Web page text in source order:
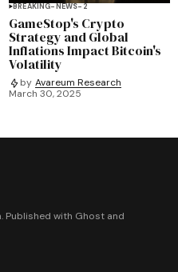
BREAKING-NEWS-2
GameStop's Crypto
Strategy and Global
Inflations Impact Bitcoin's
Volatility
by Avareum Research
March 30, 2025
Published with Ghost and